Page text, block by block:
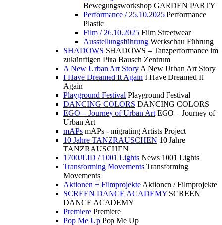
Bewegungsworkshop GARDEN PARTY
Performance / 25.10.2025 Performance
Plastic
Film / 26.10.2025 Film Streetwear
Ausstellungsführung Werkschau Führung
SHADOWS SHADOWS – Tanzperformance im
zukünftigen Pina Bausch Zentrum
A New Urban Art Story A New Urban Art Story
I Have Dreamed It Again I Have Dreamed It
Again
Playground Festival Playground Festival
DANCING COLORS DANCING COLORS
EGO – Journey of Urban Art EGO – Journey of
Urban Art
mAPs mAPs - migrating Artists Project
10 Jahre TANZRAUSCHEN 10 Jahre
TANZRAUSCHEN
1700JLID / 1001 Lights News 1001 Lights
Transforming Movements Transforming
Movements
Aktionen + Filmprojekte Aktionen / Filmprojekte
SCREEN DANCE ACADEMY SCREEN
DANCE ACADEMY
Premiere Premiere
Pop Me Up Pop Me Up